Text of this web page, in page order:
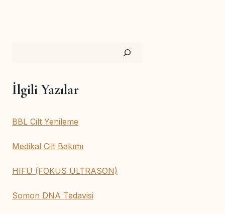
İlgili Yazılar
BBL Cilt Yenileme
Medikal Cilt Bakımı
HIFU (FOKUS ULTRASON)
Somon DNA Tedavisi